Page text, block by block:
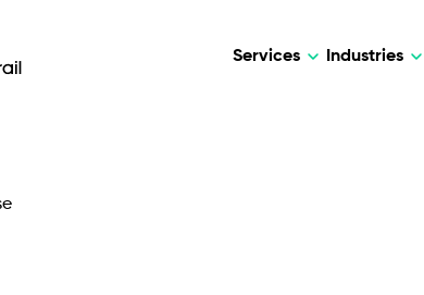
Services Industries